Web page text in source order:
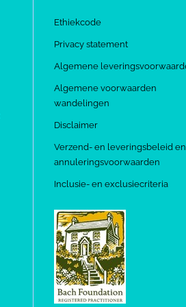
Ethiekcode
Privacy statement
Algemene
Algemene voorwaarden
wandelingen
Disclaimer
Verzend- en leveringsbeleid en
annuleringsvoorwaarden
Inclusie- en exclusiecriteria